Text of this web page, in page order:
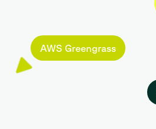
AWS Greengrass